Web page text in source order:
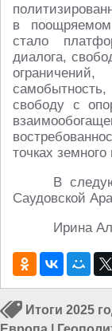
в
стало
диалога,
свободу с
точках
В
Саудовской
Ирина
Итоги 2025